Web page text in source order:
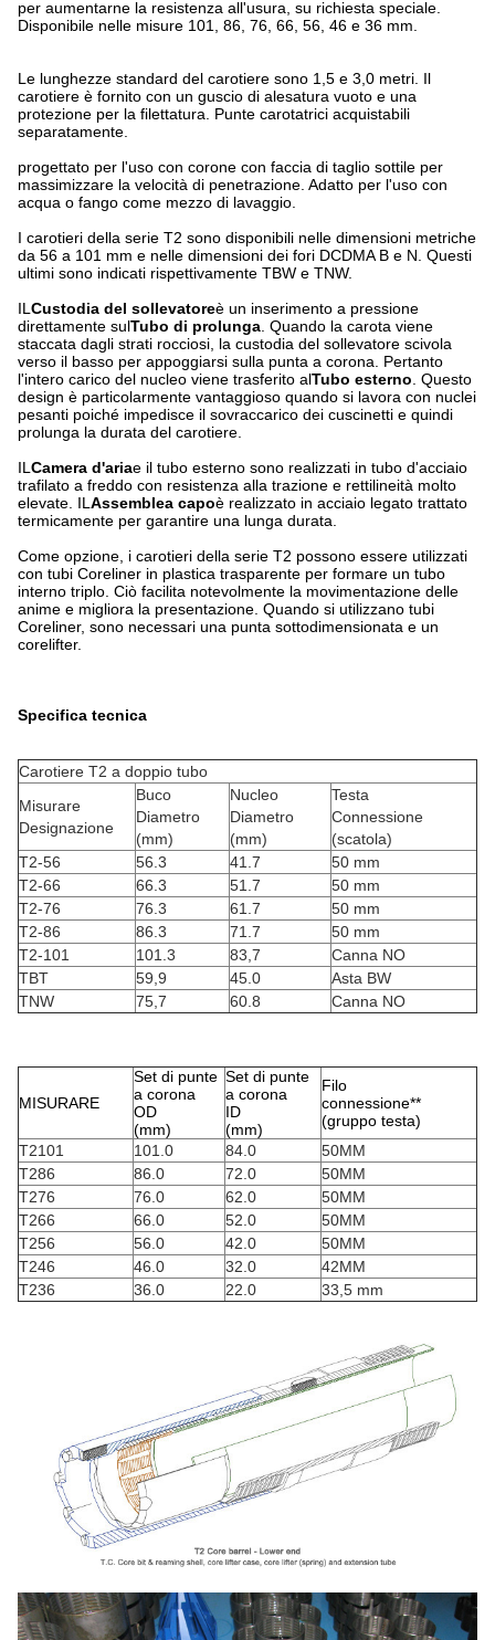
per aumentarne la resistenza all'usura, su richiesta speciale.
Disponibile nelle misure 101, 86, 76, 66, 56, 46 e 36 mm.
Le lunghezze standard del carotiere sono 1,5 e 3,0 metri. Il
carotiere è fornito con un guscio di alesatura vuoto e una
protezione per la filettatura. Punte carotatrici acquistabili
separatamente.
progettato per l'uso con corone con faccia di taglio sottile per
massimizzare la velocità di penetrazione. Adatto per l'uso con
acqua o fango come mezzo di lavaggio.
I carotieri della serie T2 sono disponibili nelle dimensioni metriche
da 56 a 101 mm e nelle dimensioni dei fori DCDMA B e N. Questi
ultimi sono indicati rispettivamente TBW e TNW.
IL Custodia del sollevatoreè un inserimento a pressione
direttamente sulTubo di prolunga . Quando la carota viene
staccata dagli strati rocciosi, la custodia del sollevatore scivola
verso il basso per appoggiarsi sulla punta a corona. Pertanto
l'intero carico del nucleo viene trasferito alTubo esterno . Questo
design è particolarmente vantaggioso quando si lavora con nuclei
pesanti poiché impedisce il sovraccarico dei cuscinetti e quindi
prolunga la durata del carotiere.
IL Camera d'ariae il tubo esterno sono realizzati in tubo d'acciaio
trafilato a freddo con resistenza alla trazione e rettilineità molto
elevate. IL Assemblea capoè realizzato in acciaio legato trattato
termicamente per garantire una lunga durata.
Come opzione, i carotieri della serie T2 possono essere utilizzati
con tubi Coreliner in plastica trasparente per formare un tubo
interno triplo. Ciò facilita notevolmente la movimentazione delle
anime e migliora la presentazione. Quando si utilizzano tubi
Coreliner, sono necessari una punta sottodimensionata e un
corelifter.
Specifica tecnica
Carotiere T2 a doppio tubo
Misurare
Designazione
Buco
Diametro
(mm)
Nucleo
Diametro
(mm)
Testa
Connessione
(scatola)
T2-56
56.3 41.7
50 mm
T2-66
66.3 51.7
50 mm
T2-76
76.3 61.7
50 mm
T2-86
86.3 71.7
50 mm
T2-101
101.3 83,7
Canna NO
TBT
59,9 45.0
Asta BW
TNW
75,7 60.8 Canna NO
MISURARE
Set di punte
a corona
OD
(mm)
Set di punte
a corona
ID
(mm)
Filo
connessione**
(gruppo testa)
T2101
101.0 84.0
50MM
T286
86.0 72.0
50MM
T276
76.0 62.0
50MM
T266
66.0 52.0
50MM
T256
56.0 42.0
50MM
T246
46.0 32.0
42MM
T236
36.0 22.0 33,5 mm